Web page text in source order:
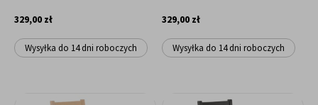
329,00 zł
Wysyłka do 14 dni roboczych
329,00 zł
Wysyłka do 14 dni roboczych